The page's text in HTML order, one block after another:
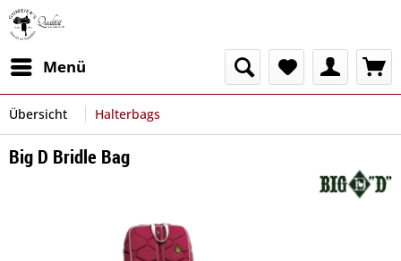
Menü
Übersicht Halterbags
Big D Bridle Bag